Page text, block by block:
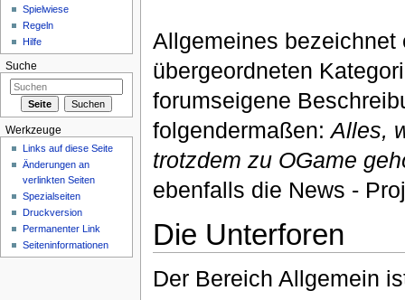
Allgemeines bezeichnet
übergeordneten
forumseigene
folgendermaßen:Alles,
trotzdem zu OGame
ebenfalls die News -
Die Unterforen
Der Bereich Allgemein
Spielwiese
Regeln
Hilfe
Suche
Werkzeuge
Links auf diese Seite
Änderungen an
verlinkten Seiten
Spezialseiten
Druckversion
Permanenter Link
Seiteninformationen